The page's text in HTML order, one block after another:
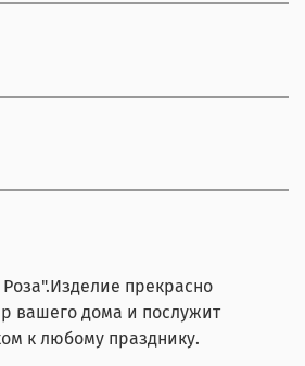
прекрасно
вашего дома и послужит
к любому празднику.